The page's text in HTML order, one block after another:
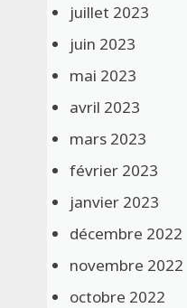
juillet 2023
juin 2023
mai 2023
avril 2023
mars 2023
février 2023
janvier 2023
décembre 2022
novembre 2022
octobre 2022